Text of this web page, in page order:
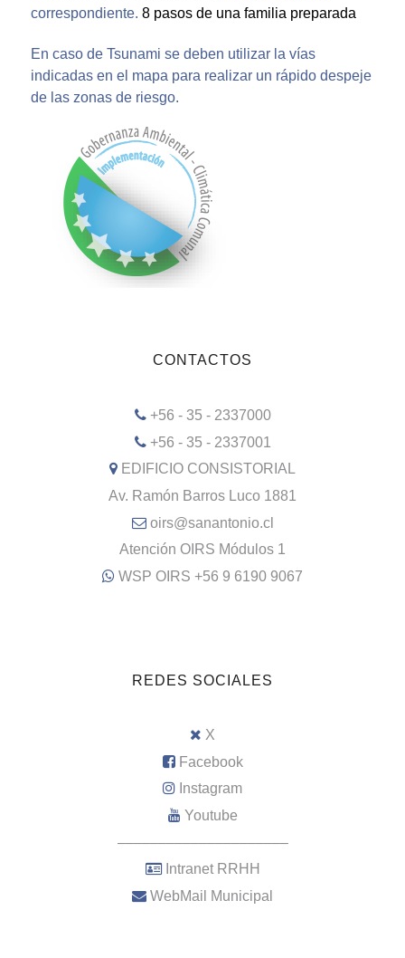
correspondiente. 8 pasos de una familia preparada
En caso de Tsunami se deben utilizar la vías
indicadas en el mapa para realizar un rápido despeje
de las zonas de riesgo.
CONTACTOS
+56 - 35 - 2337000
+56 - 35 - 2337001
EDIFICIO CONSISTORIAL
Av. Ramón Barros Luco 1881
oirs@sanantonio.cl
Atención OIRS Módulos 1
WSP OIRS +56 9 6190 9067
REDES SOCIALES
X
Facebook
Instagram
Youtube
–––––––––––––––––––––
Intranet RRHH
WebMail Municipal